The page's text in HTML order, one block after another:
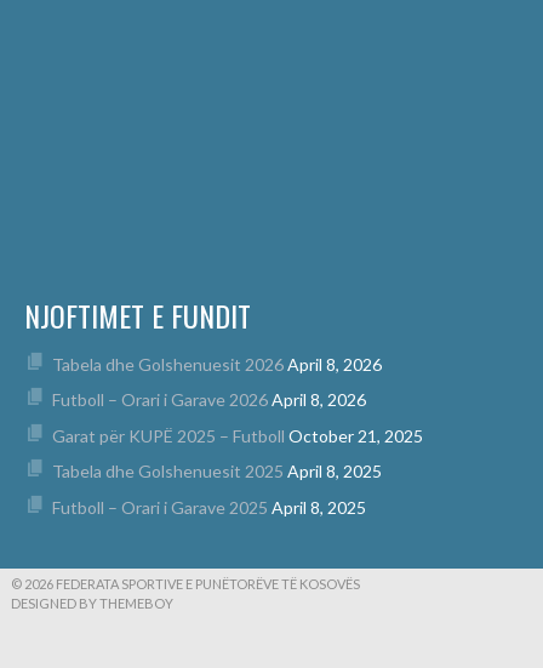
NJOFTIMET E FUNDIT
Tabela dhe Golshenuesit 2026April 8, 2026
Futboll – Orari i Garave 2026April 8, 2026
Garat për KUPË 2025 – Futboll October 21, 2025
Tabela dhe Golshenuesit 2025 April 8, 2025
Futboll – Orari i Garave 2025 April 8, 2025
© 2026 FEDERATA SPORTIVE E PUNËTORËVE TË KOSOVËS
DESIGNED BY THEMEBOY